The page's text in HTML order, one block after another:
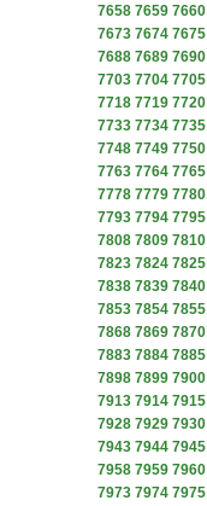
7658 7659 7660
7673 7674 7675
7688 7689 7690
7703 7704 7705
7718 7719 7720
7733 7734 7735
7748 7749 7750
7763 7764 7765
7778 7779 7780
7793 7794 7795
7808 7809 7810
7823 7824 7825
7838 7839 7840
7853 7854 7855
7868 7869 7870
7883 7884 7885
7898 7899 7900
7913 7914 7915
7928 7929 7930
7943 7944 7945
7958 7959 7960
7973 7974 7975